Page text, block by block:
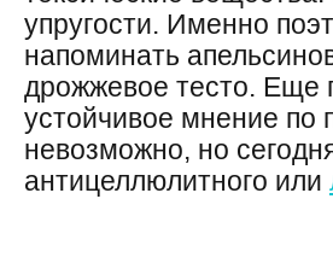
упругости. Именно
напоминать
дрожжевое тесто. Еще
устойчивое мнение по
невозможно, но
антицеллюлитного или